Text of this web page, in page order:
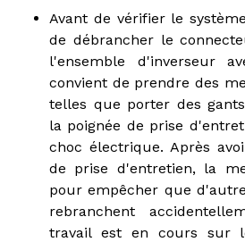
Avant de vérifier le
de débrancher le
l'ensemble d'inverseur
convient de prendre des
telles que porter des
la poignée de prise
choc électrique. Après
de prise d'entretien, la
pour empêcher que
rebranchent
travail est en cours sur